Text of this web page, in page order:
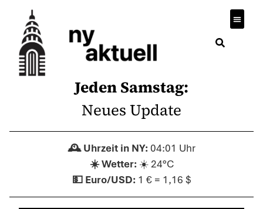
Jeden Samstag:
Neues Update
04:01 Uhr
☀️ 24°C
1 € = 1,16 $